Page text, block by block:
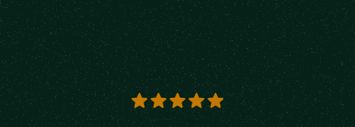
5 out of 5 stars